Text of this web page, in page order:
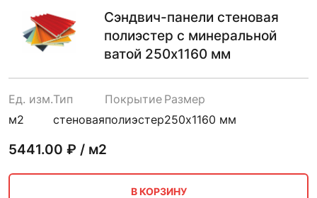
Сэндвич-панели стеновая
полиэстер с минеральной
ватой 250х1160 мм
Ед. изм.
м2
Тип
стеновая
Покрытие
полиэстер
Размер
250х1160 мм
5441.00 ₽ / м2
В КОРЗИНУ